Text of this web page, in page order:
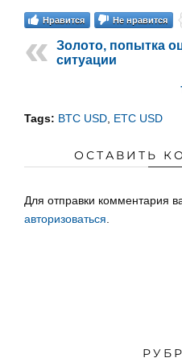
Нравится Не нравится
Золото, попытка
ситуации
Tags: BTC USD, ETC USD
ОСТАВИТЬ
Для отправки комментария
авторизоваться.